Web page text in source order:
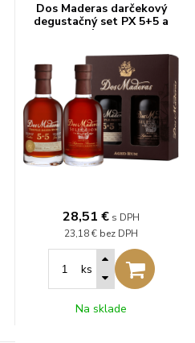
Dos Maderas darčekový
degustačný set PX 5+5 a
Selección 0,4l 41%
28,51 € s DPH
23,18 € bez DPH
ks
Na sklade